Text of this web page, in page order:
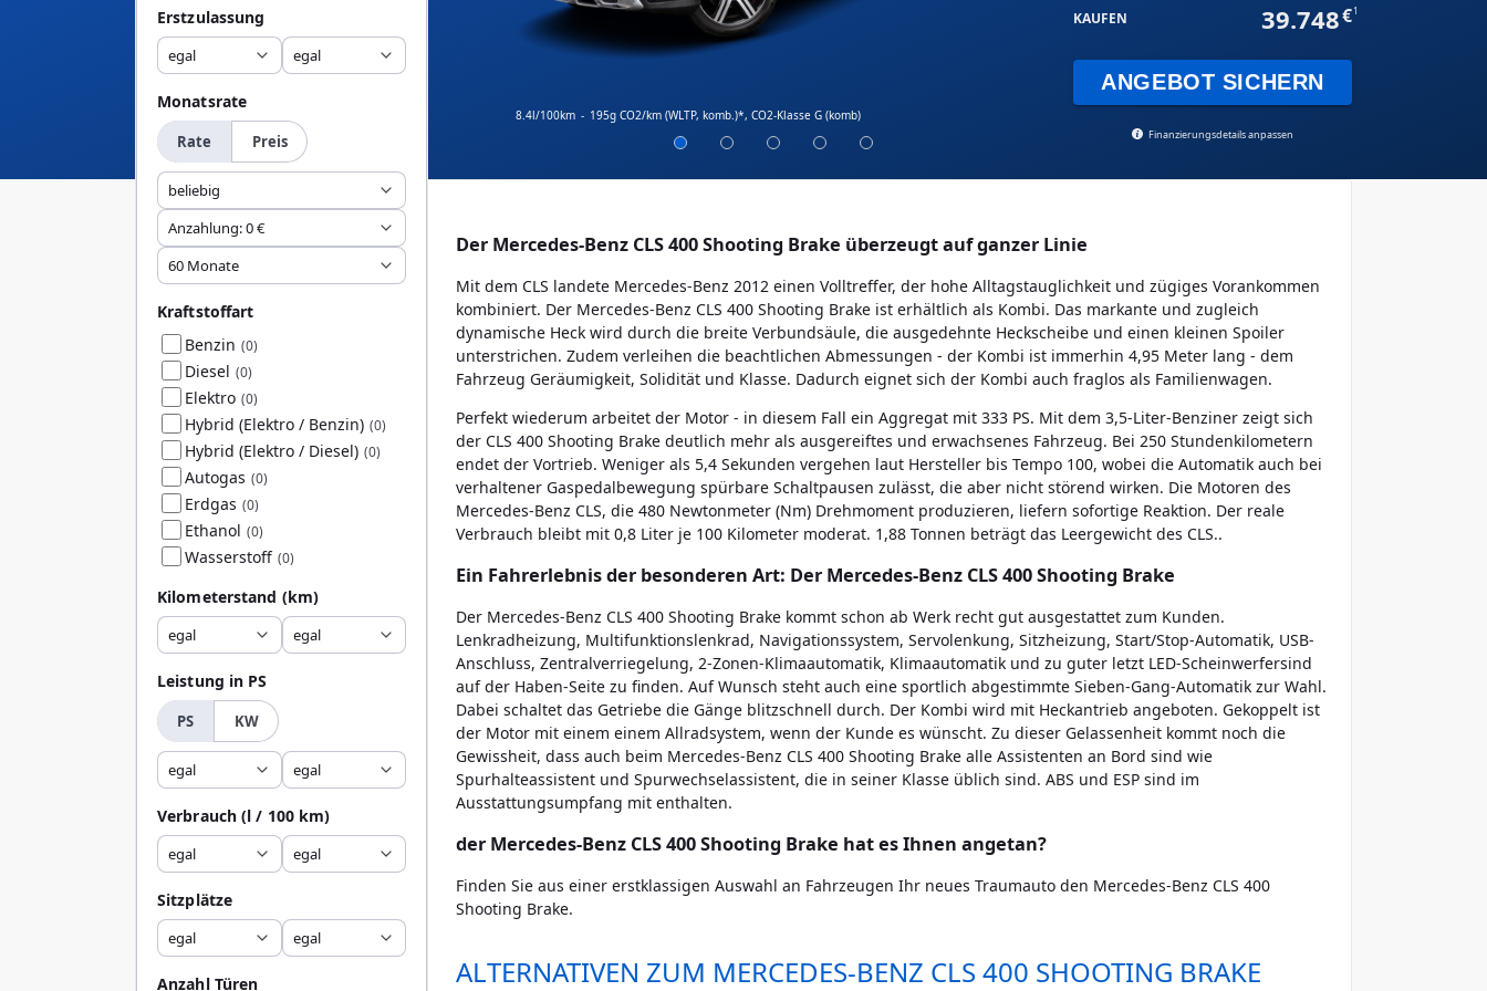
8.4l/100km - 195g CO2/km (WLTP, komb.)*, CO2-Klasse G (komb)
KAUFEN 39.748 1
ANGEBOT SICHERN
Finanzierungsdetails anpassen
Erstzulassung
egal egal
Monatsrate
Rate Preis
beliebig
Anzahlung: 0 €
60 Monate
Kraftstoffart
Benzin (0)
Diesel (0)
Elektro (0)
Hybrid (Elektro / Benzin) (0)
Hybrid (Elektro / Diesel) (0)
Autogas (0)
Erdgas (0)
Ethanol (0)
Wasserstoff (0)
Kilometerstand (km)
egal egal
Leistung in PS
PS KW
egal egal
Verbrauch(l / 100 km)
egal egal
Sitzplätze
egal egal
Anzahl Türen
Der Mercedes-Benz CLS 400 Shooting Brake überzeugt auf ganzer Linie
Mit dem CLS landete Mercedes-Benz 2012 einen Volltreffer, der hohe Alltagstauglichkeit und zügiges Vorankommen
kombiniert. Der Mercedes-Benz CLS 400 Shooting Brake ist erhältlich als Kombi. Das markante und zugleich
dynamische Heck wird durch die breite Verbundsäule, die ausgedehnte Heckscheibe und einen kleinen Spoiler
unterstrichen. Zudem verleihen die beachtlichen Abmessungen - der Kombi ist immerhin 4,95 Meter lang - dem
Fahrzeug Geräumigkeit, Solidität und Klasse. Dadurch eignet sich der Kombi auch fraglos als Familienwagen.
Perfekt wiederum arbeitet der Motor - in diesem Fall ein Aggregat mit 333 PS. Mit dem 3,5-Liter-Benziner zeigt sich
der CLS 400 Shooting Brake deutlich mehr als ausgereiftes und erwachsenes Fahrzeug. Bei 250 Stundenkilometern
endet der Vortrieb. Weniger als 5,4 Sekunden vergehen laut Hersteller bis Tempo 100, wobei die Automatik auch bei
verhaltener Gaspedalbewegung spürbare Schaltpausen zulässt, die aber nicht störend wirken. Die Motoren des
Mercedes-Benz CLS, die 480 Newtonmeter (Nm) Drehmoment produzieren, liefern sofortige Reaktion. Der reale
Verbrauch bleibt mit 0,8 Liter je 100 Kilometer moderat. 1,88 Tonnen beträgt das Leergewicht des CLS..
Ein Fahrerlebnis der besonderen Art: Der Mercedes-Benz CLS 400 Shooting Brake
Der Mercedes-Benz CLS 400 Shooting Brake kommt schon ab Werk recht gut ausgestattet zum Kunden.
Lenkradheizung, Multifunktionslenkrad, Navigationssystem, Servolenkung, Sitzheizung, Start/Stop-Automatik, USB-
Anschluss, Zentralverriegelung, 2-Zonen-Klimaautomatik, Klimaautomatik und zu guter letzt LED-Scheinwerfersind
auf der Haben-Seite zu finden. Auf Wunsch steht auch eine sportlich abgestimmte Sieben-Gang-Automatik zur Wahl.
Dabei schaltet das Getriebe die Gänge blitzschnell durch. Der Kombi wird mit Heckantrieb angeboten. Gekoppelt ist
der Motor mit einem einem Allradsystem, wenn der Kunde es wünscht. Zu dieser Gelassenheit kommt noch die
Gewissheit, dass auch beim Mercedes-Benz CLS 400 Shooting Brake alle Assistenten an Bord sind wie
Spurhalteassistent und Spurwechselassistent, die in seiner Klasse üblich sind. ABS und ESP sind im
Ausstattungsumpfang mit enthalten.
der Mercedes-Benz CLS 400 Shooting Brake hat es Ihnen angetan?
Finden Sie aus einer erstklassigen Auswahl an Fahrzeugen Ihr neues Traumauto den Mercedes-Benz CLS 400
Shooting Brake.
ALTERNATIVEN ZUM MERCEDES-BENZ CLS 400 SHOOTING BRAKE